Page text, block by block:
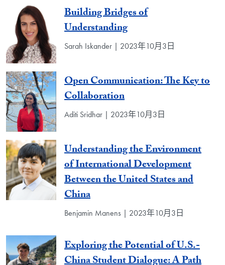
Building Bridges of
Understanding
Sarah Iskander | 2023年10月3日
Open Communication: The Key to
Collaboration
Aditi Sridhar | 2023年10月3日
Understanding the Environment
of International Development
Between the United States and
China
Benjamin Manens | 2023年10月3日
Exploring the Potential of U.S.-
China Student Dialogue: A Path